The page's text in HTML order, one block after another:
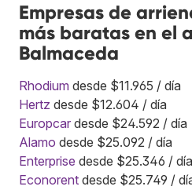
Empresas de
más baratas en el
Balmaceda
Rhodium desde $11.965 / día
Hertz desde $12.604 / día
Europcar desde $24.592 / día
Alamo desde $25.092 / día
Enterprise desde $25.346 / día
Econorent desde $25.749 /